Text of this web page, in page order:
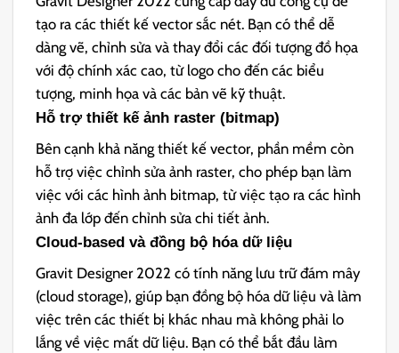
tạo ra các thiết kế vector sắc nét. Bạn có thể dễ
dàng vẽ, chỉnh sửa và thay đổi các đối tượng đồ họa
với độ chính xác cao, từ logo cho đến các biểu
tượng, minh họa và các bản vẽ kỹ thuật.
Hỗ trợ thiết kế ảnh raster (bitmap)
Bên cạnh khả năng thiết kế vector, phần mềm còn
hỗ trợ việc chỉnh sửa ảnh raster, cho phép bạn làm
việc với các hình ảnh bitmap, từ việc tạo ra các hình
ảnh đa lớp đến chỉnh sửa chi tiết ảnh.
Cloud-based và đồng bộ hóa dữ liệu
Gravit Designer 2022 có tính năng lưu trữ đám mây
(cloud storage), giúp bạn đồng bộ hóa dữ liệu và làm
việc trên các thiết bị khác nhau mà không phải lo
lắng về việc mất dữ liệu. Bạn có thể bắt đầu làm